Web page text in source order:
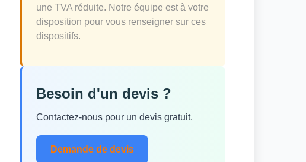
une TVA réduite. Notre équipe est à votre
disposition pour vous renseigner sur ces
dispositifs.
Besoin d'un devis ?
Contactez-nous pour un devis gratuit.
Demande de devis